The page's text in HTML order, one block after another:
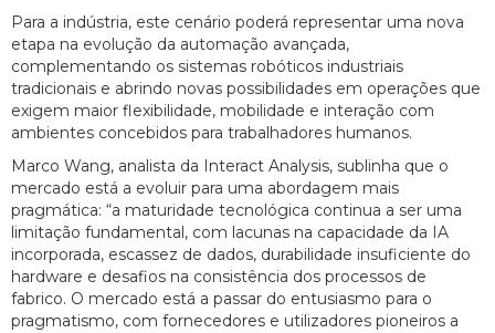
Para a indústria, este cenário poderá representar uma nova
etapa na evolução da automação avançada,
complementando os sistemas robóticos industriais
tradicionais e abrindo novas possibilidades em operações que
exigem maior flexibilidade, mobilidade e interação com
ambientes concebidos para trabalhadores humanos.
Marco Wang, analista da Interact Analysis, sublinha que o
mercado está a evoluir para uma abordagem mais
pragmática: “a maturidade tecnológica continua a ser uma
limitação fundamental, com lacunas na capacidade da IA
incorporada, escassez de dados, durabilidade insuficiente do
hardware e desafios na consistência dos processos de
fabrico. O mercado está a passar do entusiasmo para o
pragmatismo, com fornecedores e utilizadores pioneiros a